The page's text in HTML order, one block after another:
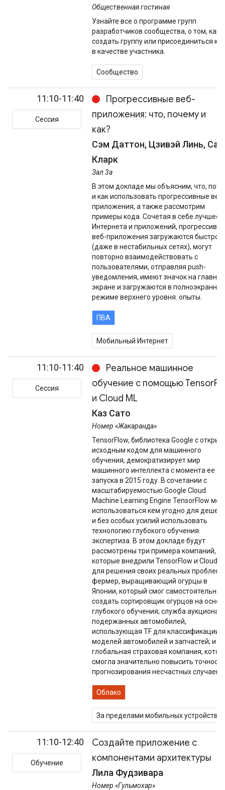
Общественная гостиная
Узнайте все о программе групп
разработчиков сообщества, о том, как
создать группу или присоединиться к
в качестве участника.
Сообщество
11:10-11:40
Сессия
Прогрессивные веб-
приложения: что, почему и
как?
Сэм Даттон, Цзивэй Линь,
Кларк
Зал 3а
В этом докладе мы объясним, что,
и как использовать прогрессивные веб-
приложения, а также рассмотрим
примеры кода. Сочетая в себе лучшее
Интернета и приложений,
веб-приложения загружаются быстро
(даже в нестабильных сетях), могут
повторно взаимодействовать с
пользователями, отправляя push-
уведомления, имеют значок на
экране и загружаются в
режиме верхнего уровня. опыты.
ПВА
Мобильный Интернет
11:10-11:40
Сессия
Реальное машинное
обучение с помощью
и Cloud ML
Каз Сато
Номер «Жакаранда»
TensorFlow, библиотека Google с
исходным кодом для машинного
обучения, демократизирует мир
машинного интеллекта с момента ее
запуска в 2015 году. В сочетании с
масштабируемостью Google Cloud
Machine Learning Engine TensorFlow
использоваться кем угодно для
и без особых усилий использовать
технологию глубокого обучения.
экспертиза. В этом докладе будут
рассмотрены три примера компаний,
которые внедрили TensorFlow и Cloud
для решения своих реальных проблем:
фермер, выращивающий огурцы в
Японии, который смог самостоятельно
создать сортировщик огурцов на
глубокого обучения; служба аукциона
подержанных автомобилей,
использующая TF для классификации
моделей автомобилей и запчастей; и
глобальная страховая компания,
смогла значительно повысить точность
прогнозирования несчастных случаев.
Облако
За пределами мобильных устройств
11:10-12:40
Обучение
Создайте приложение с
компонентами архитектуры
Лила Фудзивара
Номер «Гульмохар»